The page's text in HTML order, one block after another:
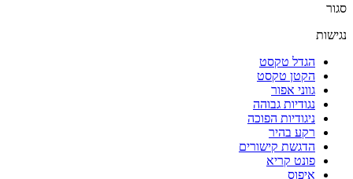
סגור
נגישות
הגדל טקסט
הקטן טקסט
גווני אפור
נגודיות גבוהה
ניגודיות הפוכה
רקע בהיר
הדגשת קישורים
פונט קריא
איפוס